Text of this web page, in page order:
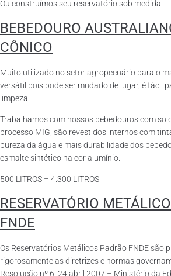
Ou construímos seu reservatório sob medida.
BEBEDOURO
CÔNICO
Muito utilizado no setor agropecuário para o
versátil pois pode ser mudado de lugar, é fácil
limpeza.
Trabalhamos com nossos bebedouros com
processo MIG, são revestidos internos com
pureza da água e mais durabilidade dos
esmalte sintético na cor alumínio.
500 LITROS – 4.300 LITROS
RESERVATÓRIO
FNDE
Os Reservatórios Metálicos Padrão FNDE são
rigorosamente as diretrizes e normas
Resolução nº 6, 24 abril 2007 – Ministério da